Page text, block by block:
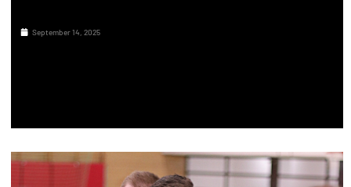
September 14, 2025